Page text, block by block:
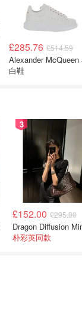
£285.76 £514.59
Alexander McQueen
白鞋
3
£152.00 £295.00
朴彩英同款